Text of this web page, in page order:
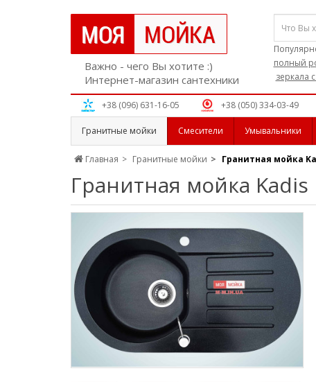
Важно - чего Вы хотите :)
Интернет-магазин сантехники
полный
зеркала
+38 (096) 631-16-05 +38 (050) 334-03-49
Гранитные мойки Смесители Умывальники
Главная Гранитные мойки Гранитная мойка
Гранитная мойка Kadis